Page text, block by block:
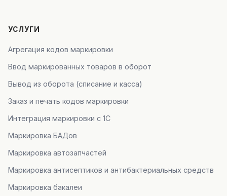
УСЛУГИ
Агрегация кодов маркировки
Ввод маркированных товаров в оборот
Вывод из оборота (списание и касса)
Заказ и печать кодов маркировки
Интеграция маркировки с 1С
Маркировка БАДов
Маркировка автозапчастей
Маркировка антисептиков и антибактериальных средств
Маркировка бакалеи